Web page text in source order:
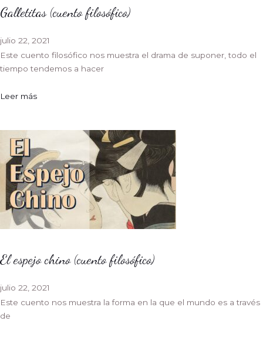
Galletitas (cuento filosófico)
julio 22, 2021
Este cuento filosófico nos muestra el drama de suponer, todo el
tiempo tendemos a hacer
Leer más
El espejo chino (cuento filosófico)
julio 22, 2021
Este cuento nos muestra la forma en la que el mundo es a través
de